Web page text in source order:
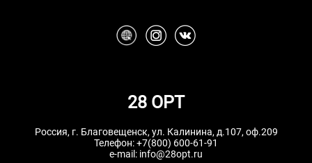
28 OPT
Россия, г. Благовещенск, ул. Калинина, д.107, оф.209
Телефон:+7(800) 600-61-91
e-mail: info@28opt.ru